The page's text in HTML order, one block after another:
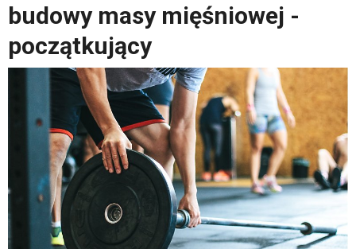
budowy masy mięśniowej -
początkujący